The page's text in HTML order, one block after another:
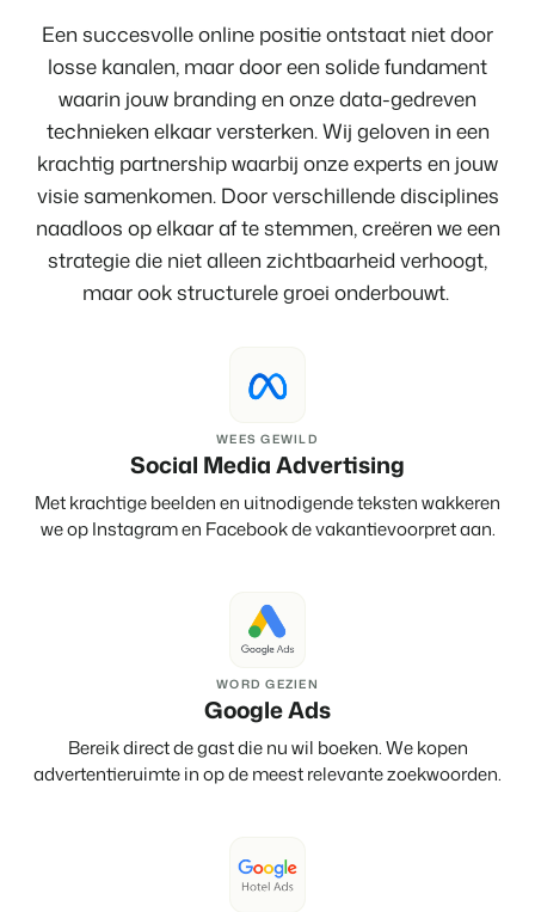
Een succesvolle online positie ontstaat niet door
losse kanalen, maar door een solide fundament
waarin jouw branding en onze data-gedreven
technieken elkaar versterken. Wij geloven in een
krachtig partnership waarbij onze experts en jouw
visie samenkomen. Door verschillende disciplines
naadloos op elkaar af te stemmen, creëren we een
strategie die niet alleen zichtbaarheid verhoogt,
maar ook structurele groei onderbouwt.
WEES GEWILD
Social Media Advertising
Met krachtige beelden en uitnodigende teksten wakkeren
we op Instagram en Facebook de vakantievoorpret aan.
WORD GEZIEN
Google Ads
Bereik direct de gast die nu wil boeken. We kopen
advertentieruimte in op de meest relevante zoekwoorden.